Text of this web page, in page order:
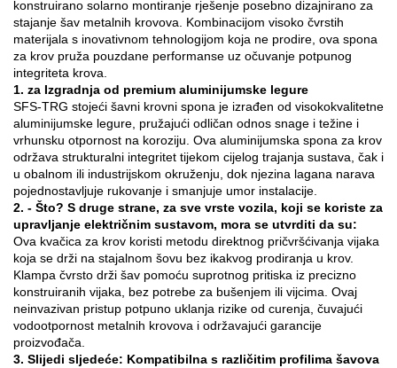
konstruirano solarno montiranje rješenje posebno dizajnirano za
stajanje šav metalnih krovova. Kombinacijom visoko čvrstih
materijala s inovativnom tehnologijom koja ne prodire, ova spona
za krov pruža pouzdane performanse uz očuvanje potpunog
integriteta krova.
1. za Izgradnja od premium aluminijumske legure
SFS-TRG stojeći šavni krovni spona je izrađen od visokokvalitetne
aluminijumske legure, pružajući odličan odnos snage i težine i
vrhunsku otpornost na koroziju. Ova aluminijumska spona za krov
održava strukturalni integritet tijekom cijelog trajanja sustava, čak i
u obalnom ili industrijskom okruženju, dok njezina lagana narava
pojednostavljuje rukovanje i smanjuje umor instalacije.
2. - Što? S druge strane, za sve vrste vozila, koji se koriste za
upravljanje električnim sustavom, mora se utvrditi da su:
Ova kvačica za krov koristi metodu direktnog pričvršćivanja vijaka
koja se drži na stajalnom šovu bez ikakvog prodiranja u krov.
Klampa čvrsto drži šav pomoću suprotnog pritiska iz precizno
konstruiranih vijaka, bez potrebe za bušenjem ili vijcima. Ovaj
neinvazivan pristup potpuno uklanja rizike od curenja, čuvajući
vodootpornost metalnih krovova i održavajući garancije
proizvođača.
3. Slijedi sljedeće: Kompatibilna s različitim profilima šavova